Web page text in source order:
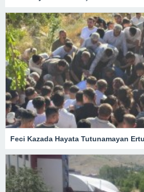
Feci Kazada Hayata Tutunamayan